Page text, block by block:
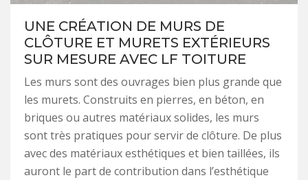
UNE CRÉATION DE MURS DE
CLÔTURE ET MURETS EXTÉRIEURS
SUR MESURE AVEC LF TOITURE
Les murs sont des ouvrages bien plus grande que
les murets. Construits en pierres, en béton, en
briques ou autres matériaux solides, les murs
sont très pratiques pour servir de clôture. De plus
avec des matériaux esthétiques et bien taillées, ils
auront le part de contribution dans l’esthétique